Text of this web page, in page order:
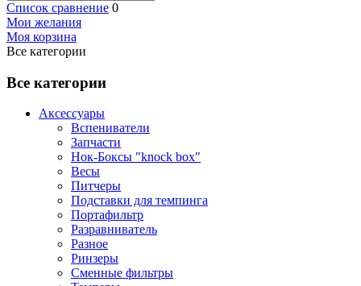
Список сравнение 0
Мои желания
Моя корзина
Все категории
Все категории
Аксессуары
Вспениватели
Запчасти
Нок-Боксы "knock box"
Весы
Питчеры
Подставки для темпинга
Портафильтр
Разравниватель
Разное
Ринзеры
Сменные фильтры